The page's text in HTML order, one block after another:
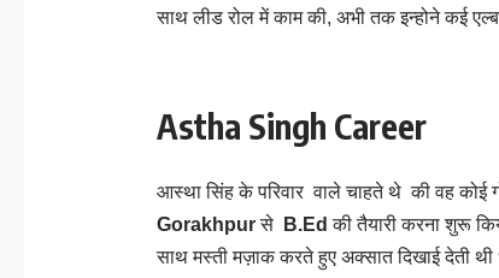
साथ लीड रोल में काम की, अभी तक इन्होने कई
Astha Singh Career
आस्था सिंह के परिवार वाले चाहते थे की वह कोई
Gorakhpurसे B.Edकी तैयारी करना शुरू
साथ मस्ती मज़ाक करते हुए अक्सात दिखाई देती थी